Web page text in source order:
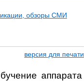
обзоры СМИ
версия для печати
аппарата